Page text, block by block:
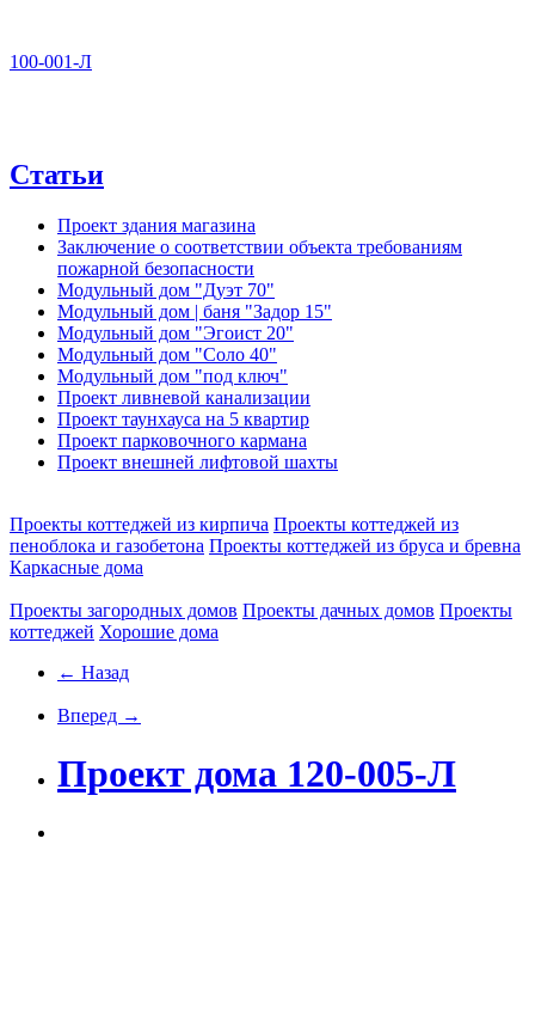
100-001-Л
Статьи
Проект здания магазина
Заключение о соответствии объекта требованиям
пожарной безопасности
Модульный дом "Дуэт 70"
Модульный дом | баня "Задор 15"
Модульный дом "Эгоист 20"
Модульный дом "Соло 40"
Модульный дом "под ключ"
Проект ливневой канализации
Проект таунхауса на 5 квартир
Проект парковочного кармана
Проект внешней лифтовой шахты
Проекты коттеджей из кирпича Проекты коттеджей из
пеноблока и газобетона Проекты коттеджей из бруса и бревна
Каркасные дома
Проекты загородных домов Проекты дачных домов Проекты
коттеджей Хорошие дома
← Назад
Вперед →
Проект дома 120-005-Л